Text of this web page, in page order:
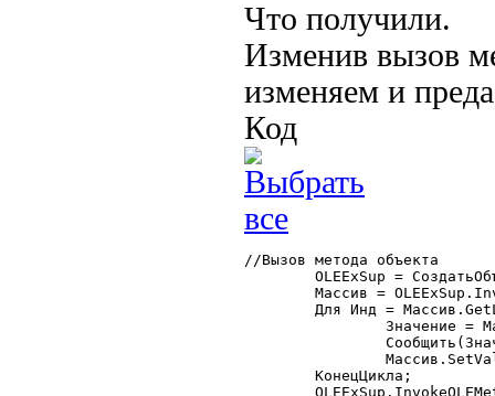
Что получили.
Изменив вызов
изменяем и
Код
//Вызов метода объекта